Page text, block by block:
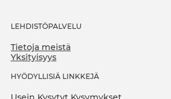
LEHDISTÖPALVELU
Tietoja meistä
Yksityisyys
HYÖDYLLISIÄ LINKKEJÄ